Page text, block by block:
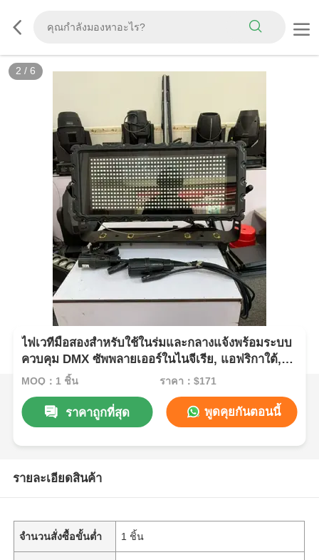
2 / 6
ไฟเวทีมือสองสำหรับใช้ในร่มและกลางแจ้งพร้อมระบบ
ควบคุม DMX ซัพพลายเออร์ในไนจีเรีย, แอฟริกาใต้,
เคนยา
MOQ：1 ชิ้น ราคา：$171
ราคาถูกที่สุด พูดคุยกันตอนนี้
รายละเอียดสินค้า
จำนวนสั่งซื้อขั้นต่ำ 1 ชิ้น